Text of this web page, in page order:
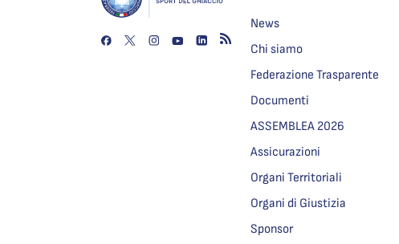
News
Chi siamo
Federazione Trasparente
Documenti
ASSEMBLEA 2026
Assicurazioni
Organi Territoriali
Organi di Giustizia
Sponsor